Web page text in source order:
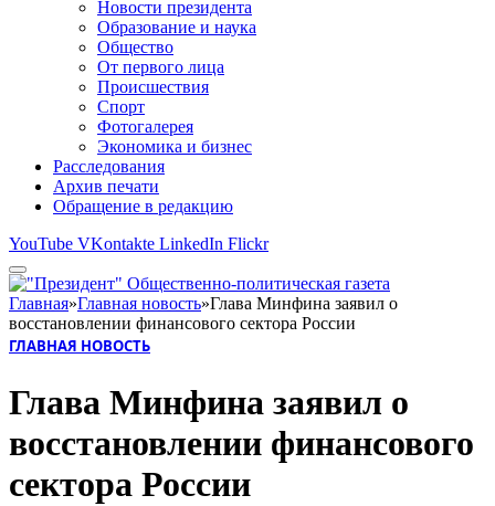
Новости президента
Образование и наука
Общество
От первого лица
Происшествия
Спорт
Фотогалерея
Экономика и бизнес
Расследования
Архив печати
Обращение в редакцию
YouTube VKontakte LinkedIn Flickr
Главная»Главная новость»Глава Минфина заявил о
восстановлении финансового сектора России
ГЛАВНАЯ НОВОСТЬ
Глава Минфина заявил о
восстановлении финансового
сектора России